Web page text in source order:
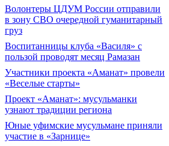
Волонтеры ЦДУМ России отправили
в зону СВО очередной гуманитарный
груз
Воспитанницы клуба «Василя» с
пользой проводят месяц Рамазан
Участники проекта «Аманат» провели
«Веселые старты»
Проект «Аманат»: мусульманки
узнают традиции региона
Юные уфимские мусульмане приняли
участие в «Зарнице»